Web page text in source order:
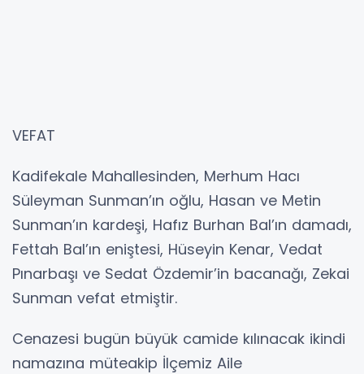
VEFAT
Kadifekale Mahallesinden, Merhum Hacı
Süleyman Sunman’ın oğlu, Hasan ve Metin
Sunman’ın kardeşi, Hafız Burhan Bal’ın damadı,
Fettah Bal’ın eniştesi, Hüseyin Kenar, Vedat
Pınarbaşı ve Sedat Özdemir’in bacanağı, Zekai
Sunman vefat etmiştir.
Cenazesi bugün büyük camide kılınacak ikindi
namazına müteakip İlçemiz Aile